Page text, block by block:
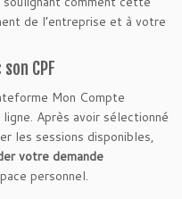
de l’entreprise et à votre
CPF
Mon Compte
Après avoir sélectionné
les sessions disponibles,
votre demande
personnel.